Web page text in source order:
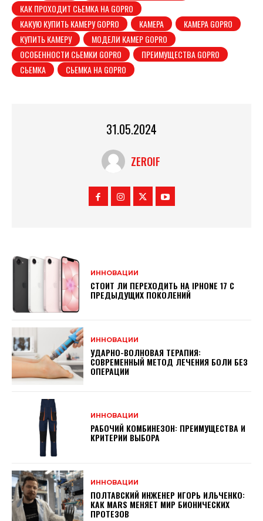
КАК ПРОХОДИТ СЬЕМКА НА GOPRO
КАКУЮ КУПИТЬ КАМЕРУ GOPRO
КАМЕРА
КАМЕРА GOPRO
КУПИТЬ КАМЕРУ
МОДЕЛИ КАМЕР GOPRO
ОСОБЕННОСТИ СЬЕМКИ GOPRO
ПРЕИМУЩЕСТВА GOPRO
СЬЕМКА
СЬЕМКА НА GOPRO
31.05.2024
ZEROIF
ИННОВАЦИИ
СТОИТ ЛИ ПЕРЕХОДИТЬ НА IPHONE 17 С
ПРЕДЫДУЩИХ ПОКОЛЕНИЙ
ИННОВАЦИИ
УДАРНО-ВОЛНОВАЯ ТЕРАПИЯ:
СОВРЕМЕННЫЙ МЕТОД ЛЕЧЕНИЯ БОЛИ БЕЗ
ОПЕРАЦИИ
ИННОВАЦИИ
РАБОЧИЙ КОМБИНЕЗОН: ПРЕИМУЩЕСТВА И
КРИТЕРИИ ВЫБОРА
ИННОВАЦИИ
ПОЛТАВСКИЙ ИНЖЕНЕР ИГОРЬ ИЛЬЧЕНКО:
КАК MARS МЕНЯЕТ МИР БИОНИЧЕСКИХ
ПРОТЕЗОВ